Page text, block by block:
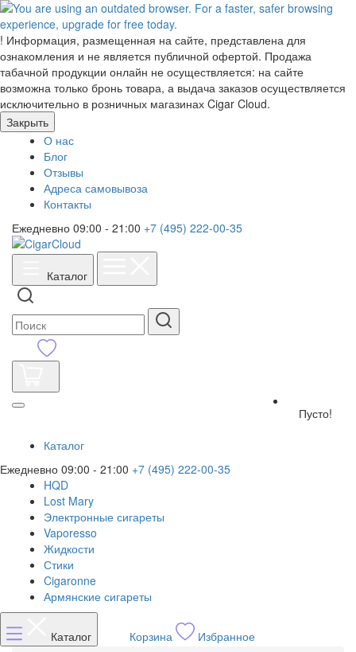
! Информация, размещенная на сайте, представлена для
ознакомления и не является публичной офертой. Продажа
табачной продукции онлайн не осуществляется: на сайте
возможна только бронь товара, а выдача заказов осуществляется
исключительно в розничных магазинах Cigar Cloud.
Закрыть
О нас
Блог
Отзывы
Адреса самовывоза
Контакты
Ежедневно 09:00 - 21:00 +7 (495) 222-00-35
Каталог
Пусто!
Каталог
Ежедневно 09:00 - 21:00 +7 (495) 222-00-35
HQD
Lost Mary
Электронные сигареты
Vaporesso
Жидкости
Стики
Cigaronne
Армянские сигареты
Каталог Корзина
Избранное